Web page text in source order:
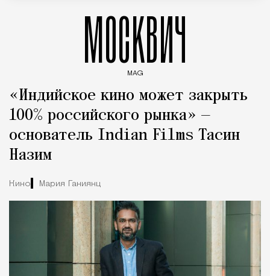
МОСКВИЧ
MAG
«Индийское кино может закрыть
100% российского рынка» —
основатель Indian Films Тасин
Назим
Кино Мария Ганиянц